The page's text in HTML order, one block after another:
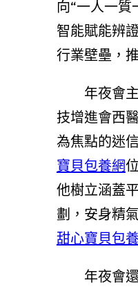
向“一人一
智能賦能辨
行業壁壘，
年夜會
技增進會西
為焦點的迷
寶貝包養網
他樹立涵蓋
劃，安身精
甜心寶貝包
年夜會